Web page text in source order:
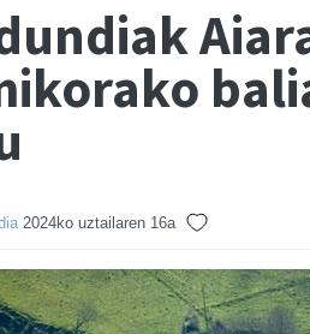
2024ko uztailaren 16a